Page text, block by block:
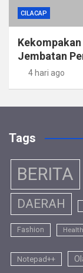
CILACAP
Jembatan
4 hari ago
Tags
BERITA
DAERAH
Fashion Health
Notepad++